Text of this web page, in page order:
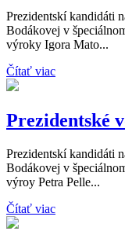
Prezidentskí kandidáti
Bodákovej v
výroky Igora Mato...
Čítať viac
Prezidentské
Prezidentskí kandidáti
Bodákovej v
výroy Petra Pelle...
Čítať viac